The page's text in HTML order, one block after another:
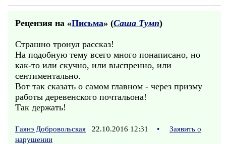
Рецензия на «Письма» (Саша Тумп)
Страшно тронул рассказ!
На подобную тему всего много понаписано, но
как-то или скучно, или выспренно, или
сентиментально.
Вот так сказать о самом главном - через призму
работы деревенского почтальона!
Так держать!
Гаянэ Добровольская 22.10.2016 12:31 •
Заявить о
нарушении